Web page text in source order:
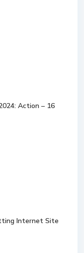
Action – 16
Internet Site